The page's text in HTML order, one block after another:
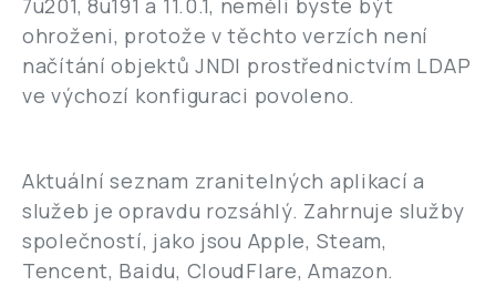
7u201, 8u191 a 11.0.1, neměli byste být
ohroženi, protože v těchto verzích není
načítání objektů JNDI prostřednictvím LDAP
ve výchozí konfiguraci povoleno.
Aktuální seznam zranitelných aplikací a
služeb je opravdu rozsáhlý. Zahrnuje služby
společností, jako jsou Apple, Steam,
Tencent, Baidu, CloudFlare, Amazon.